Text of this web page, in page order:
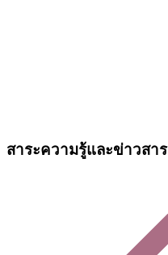
สาระความรู้และข่าวสาร